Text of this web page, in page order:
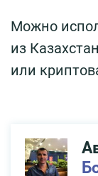
Можно
из
или